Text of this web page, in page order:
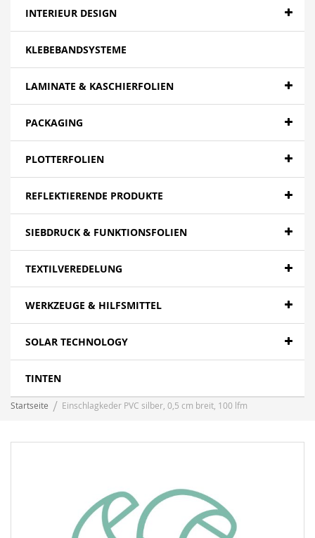
INTERIEUR DESIGN
KLEBEBANDSYSTEME
LAMINATE & KASCHIERFOLIEN
PACKAGING
PLOTTERFOLIEN
REFLEKTIERENDE PRODUKTE
SIEBDRUCK & FUNKTIONSFOLIEN
TEXTILVEREDELUNG
WERKZEUGE & HILFSMITTEL
SOLAR TECHNOLOGY
TINTEN
Startseite Einschlagkeder PVC silber, 0,5 cm breit, 100 lfm